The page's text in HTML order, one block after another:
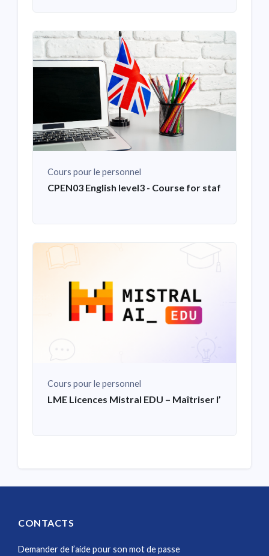
Cours pour le personnel
CPEN03 English level3 - Course for staff
Cours pour le personnel
LME Licences Mistral EDU – Maîtriser l’IA
CONTACTS
Demander de l’aide pour son mot de passe